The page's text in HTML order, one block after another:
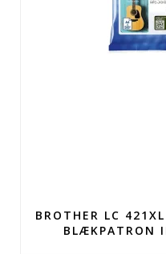
BROTHER LC
BLÆKPATRON